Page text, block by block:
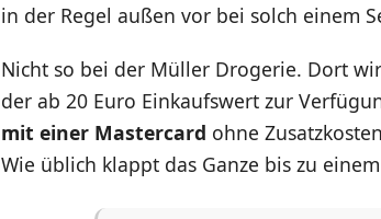
in der Regel außen vor bei solch einem
Nicht so bei der Müller Drogerie. Dort
der ab 20 Euro Einkaufswert zur
mit einer Mastercard ohne
Wie üblich klappt das Ganze bis zu